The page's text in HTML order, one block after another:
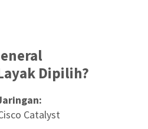
Dipilih?
Catalyst